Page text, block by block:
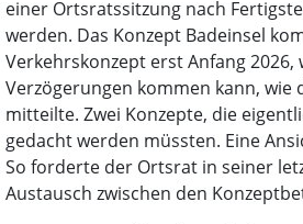
einer Ortsratssitzung nach
werden. Das Konzept Badeinsel
Verkehrskonzept erst Anfang 2026,
Verzögerungen kommen kann, wie
mitteilte. Zwei Konzepte, die
gedacht werden müssten. Eine
So forderte der Ortsrat in seiner
Austausch zwischen den